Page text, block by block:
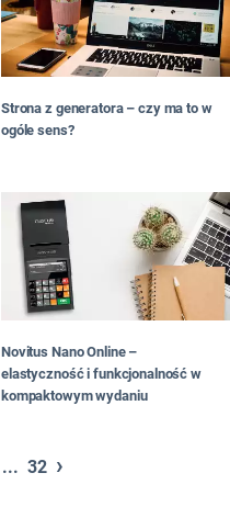
Strona z generatora – czy ma to w
ogóle sens?
Novitus Nano Online –
elastyczność i funkcjonalność w
kompaktowym wydaniu
... 32 ›